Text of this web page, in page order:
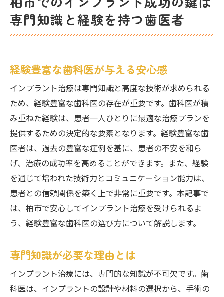
専門知識と経験を持つ歯医者
経験豊富な歯科医が与える安心感
インプラント治療は専門知識と高度な技術が求められる
ため、経験豊富な歯科医の存在が重要です。歯科医が積
み重ねた経験は、患者一人ひとりに最適な治療プランを
提供するための決定的な要素となります。経験豊富な歯
医者は、過去の豊富な症例を基に、患者の不安を和ら
げ、治療の成功率を高めることができます。また、経験
を通じて培われた技術力とコミュニケーション能力は、
患者との信頼関係を築く上で非常に重要です。本記事で
は、柏市で安心してインプラント治療を受けられるよ
う、経験豊富な歯科医の選び方について解説します。
専門知識が必要な理由とは
インプラント治療には、専門的な知識が不可欠です。歯
科医は、インプラントの設計や材料の選択から、手術の